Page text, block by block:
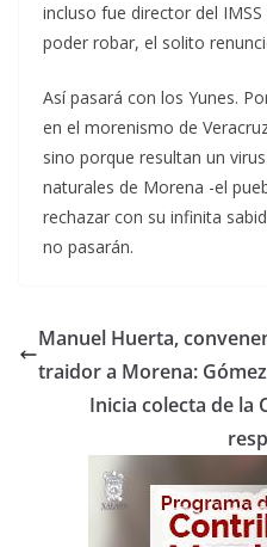
incluso fue director del
poder robar, el solito
Así pasará con los Yunes.
en el morenismo de
sino porque resultan un
naturales de Morena -el
rechazar con su infinita
no pasarán.
Manuel Huerta,
traidor a Morena:
Inicia colecta de la